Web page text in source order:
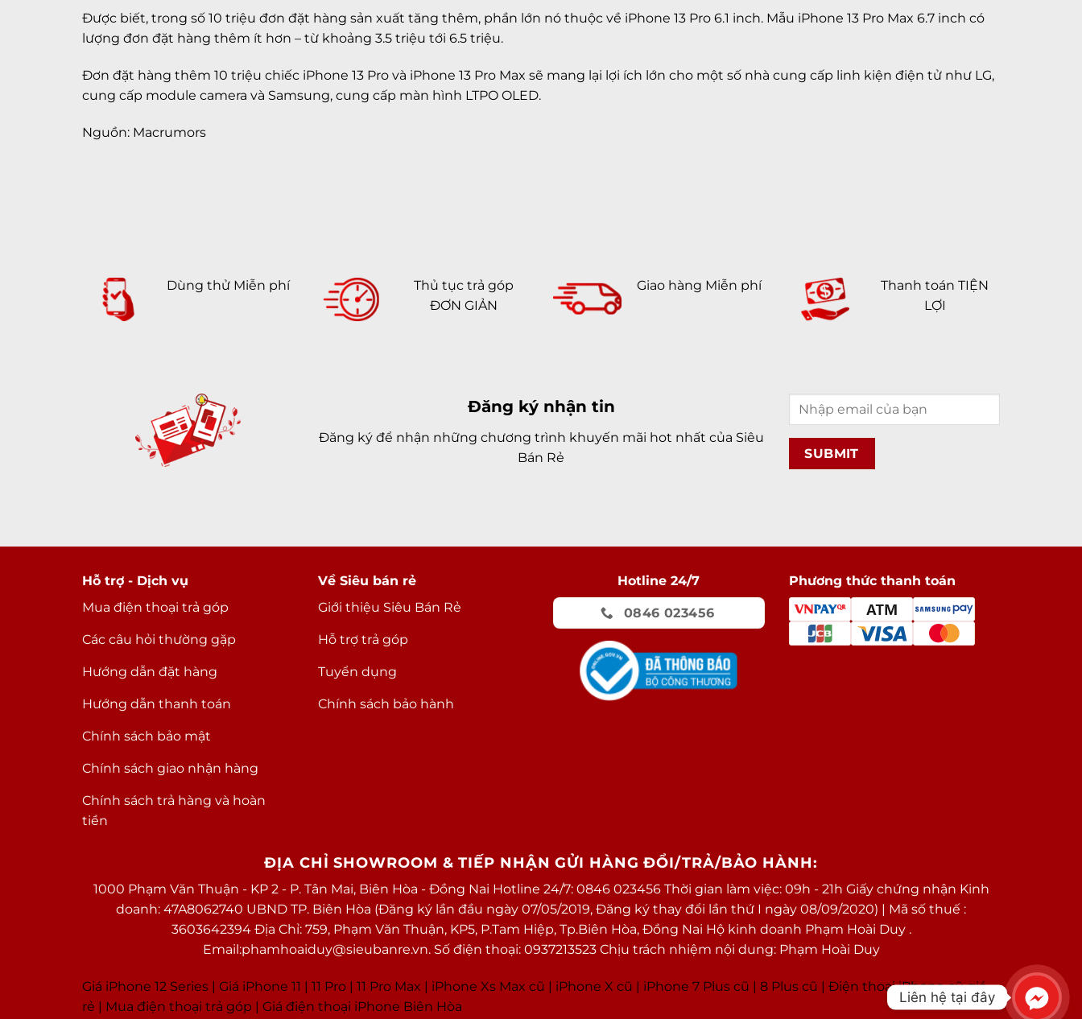
Được biết, trong số 10 triệu đơn đặt hàng sản xuất tăng thêm, phần lớn nó thuộc về iPhone 13 Pro 6.1 inch. Mẫu iPhone 13 Pro Max 6.7 inch có
lượng đơn đặt hàng thêm ít hơn – từ khoảng 3.5 triệu tới 6.5 triệu.
Đơn đặt hàng thêm 10 triệu chiếc iPhone 13 Pro và iPhone 13 Pro Max sẽ mang lại lợi ích lớn cho một số nhà cung cấp linh kiện điện tử như LG,
cung cấp module camera và Samsung, cung cấp màn hình LTPO OLED.
Nguồn: Macrumors
Dùng thử Miễn phí
Thủ tục trả góp
ĐƠN GIẢN
Giao hàng Miễn phí
Thanh toán TIỆN
LỢI
Đăng ký nhận tin
Đăng ký để nhận những chương trình khuyến mãi hot nhất của Siêu
Bán Rẻ
Hỗ trợ - Dịch vụ
Mua điện thoại trả góp
Các câu hỏi thường gặp
Hướng dẫn đặt hàng
Hướng dẫn thanh toán
Chính sách bảo mật
Chính sách giao nhận hàng
Chính sách trả hàng và hoàn
tiền
Về Siêu bán rẻ
Giới thiệu Siêu Bán Rẻ
Hỗ trợ trả góp
Tuyển dụng
Chính sách bảo hành
Hotline 24/7
0846 023456
Phương thức thanh toán
ĐỊA CHỈ SHOWROOM & TIẾP NHẬN GỬI HÀNG ĐỔI/TRẢ/BẢO HÀNH:
1000 Phạm Văn Thuận - KP 2 - P. Tân Mai, Biên Hòa - Đồng Nai Hotline 24/7: 0846 023456 Thời gian làm việc: 09h - 21h Giấy chứng nhận Kinh
doanh: 47A8062740 UBND TP. Biên Hòa (Đăng ký lần đầu ngày 07/05/2019, Đăng ký thay đổi lần thứ I ngày 08/09/2020) | Mã số thuế :
3603642394 Địa Chỉ: 759, Phạm Văn Thuận, KP5, P.Tam Hiệp, Tp.Biên Hòa, Đồng Nai Hộ kinh doanh Phạm Hoài Duy .
Email:phamhoaiduy@sieubanre.vn. Số điện thoại: 0937213523 Chịu trách nhiệm nội dung: Phạm Hoài Duy
Giá iPhone 12 Series | Giá iPhone 11 | 11 Pro | 11 Pro Max | iPhone Xs Max cũ | iPhone X cũ | iPhone 7 Plus cũ | 8 Plus cũ | Điện thoại iPhone cũ giá
rẻ | Mua điện thoại trả góp | Giá điện thoại iPhone Biên Hòa
Liên hệ tại đây